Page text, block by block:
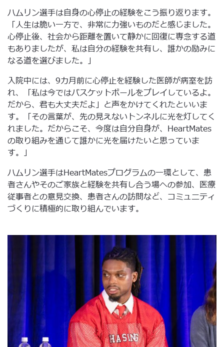
ハムリン選手は自身の心停止の経験をこう振り返ります。
「人生は脆い一方で、非常に力強いものだと感じました。
心停止後、社会から距離を置いて静かに回復に専念する道
もありましたが、私は自分の経験を共有し、誰かの励みに
なる道を選びました。」
入院中には、9カ月前に心停止を経験した医師が病室を訪
れ、「私は今ではバスケットボールをプレイしているよ。
だから、君も大丈夫だよ」と声をかけてくれたといいま
す。「その言葉が、先の見えないトンネルに光を灯してく
れました。だからこそ、今度は自分自身が、HeartMates
の取り組みを通じて誰かに光を届けたいと思っていま
す。」
ハムリン選手はHeartMatesプログラムの一環として、患
者さんやそのご家族と経験を共有し合う場への参加、医療
従事者との意見交換、患者さんの訪問など、コミュニティ
づくりに積極的に取り組んでいます。